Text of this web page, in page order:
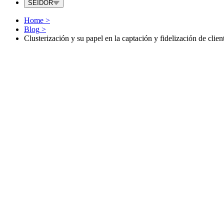
SEIDOR
Home >
Blog >
Clusterización y su papel en la captación y fidelización de